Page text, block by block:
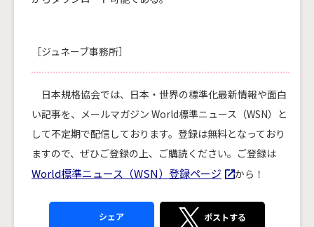
［ジュネーブ事務所］
日本規格協会では、日本・世界の標準化最新情報や面白
い記事を、メールマガジン World標準ニュース（WSN）と
して不定期で配信しております。登録は無料となっており
ますので、ぜひご登録の上、ご購読ください。ご登録は
World標準ニュース（WSN）登録ページ から！
シェア ポストする